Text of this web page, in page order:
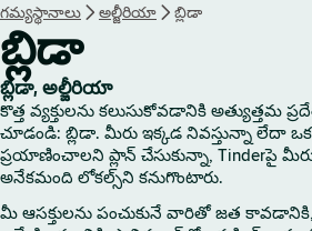
r
గమ్యస్థానాలు అల్జీరియా బ్లిడా
బ్లిడా
బ్లిడా, అల్జీరియా
కొత్త వ్యక్తులను కలుసుకోవడానికి అత్యుత్తమ
చూడండి: బ్లిడా. మీరు ఇక్కడ నివస్తున్నా లేదా ఒక
ప్రయాణించాలని ప్లాన్ చేసుకున్నా, Tinderపై మీరు
అనేకమంది లోకల్స్‌ని కనుగొంటారు.
మీ ఆసక్తులను పంచుకునే వారితో జత